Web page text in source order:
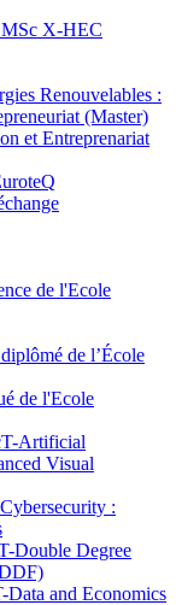
MSc X-HEC
Renouvelables :
(Master)
et Entreprenariat
de l'Ecole
de l’École
de l'Ecole
Artificial
Visual
:
Double Degree
and Economics